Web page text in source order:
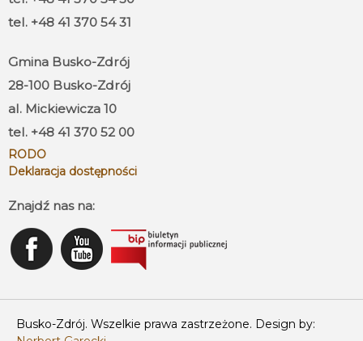
tel. +48 41 370 54 31
Gmina Busko-Zdrój
28-100 Busko-Zdrój
al. Mickiewicza 10
tel. +48 41 370 52 00
RODO
Deklaracja dostępności
Znajdź nas na:
Busko-Zdrój. Wszelkie prawa zastrzeżone. Design by: